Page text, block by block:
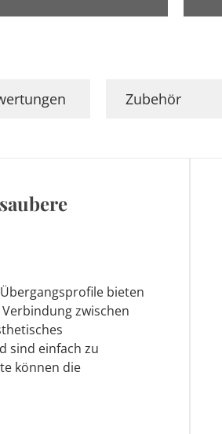
Zubehör
bieten
zwischen
sind einfach zu
können die